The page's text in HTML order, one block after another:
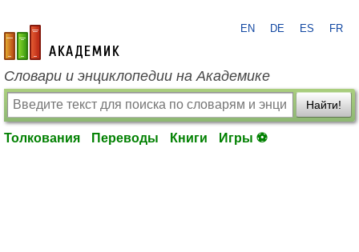
academic.ru
EN DE ES FR
Словари и энциклопедии на Академике
Найти!
Толкования Переводы Книги Игры ⚽